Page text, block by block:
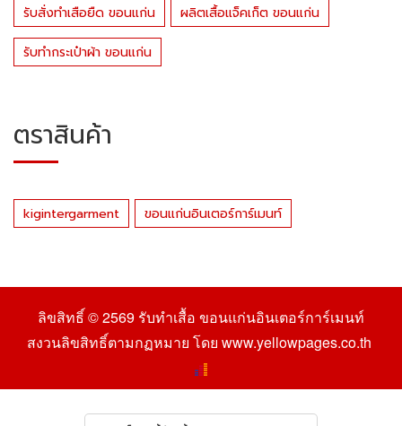
รับสั่งทำเสือยืด ขอนแก่น ผลิตเสื้อแจ็คเก็ต ขอนแก่น
รับทำกระเป๋าผ้า ขอนแก่น
ตราสินค้า
kigintergarment ขอนแก่นอินเตอร์การ์เมนท์
ลิขสิทธิ์ © 2569 รับทำเสื้อ ขอนแก่นอินเตอร์การ์เมนท์
สงวนลิขสิทธิ์ตามกฏหมาย โดย www.yellowpages.co.th